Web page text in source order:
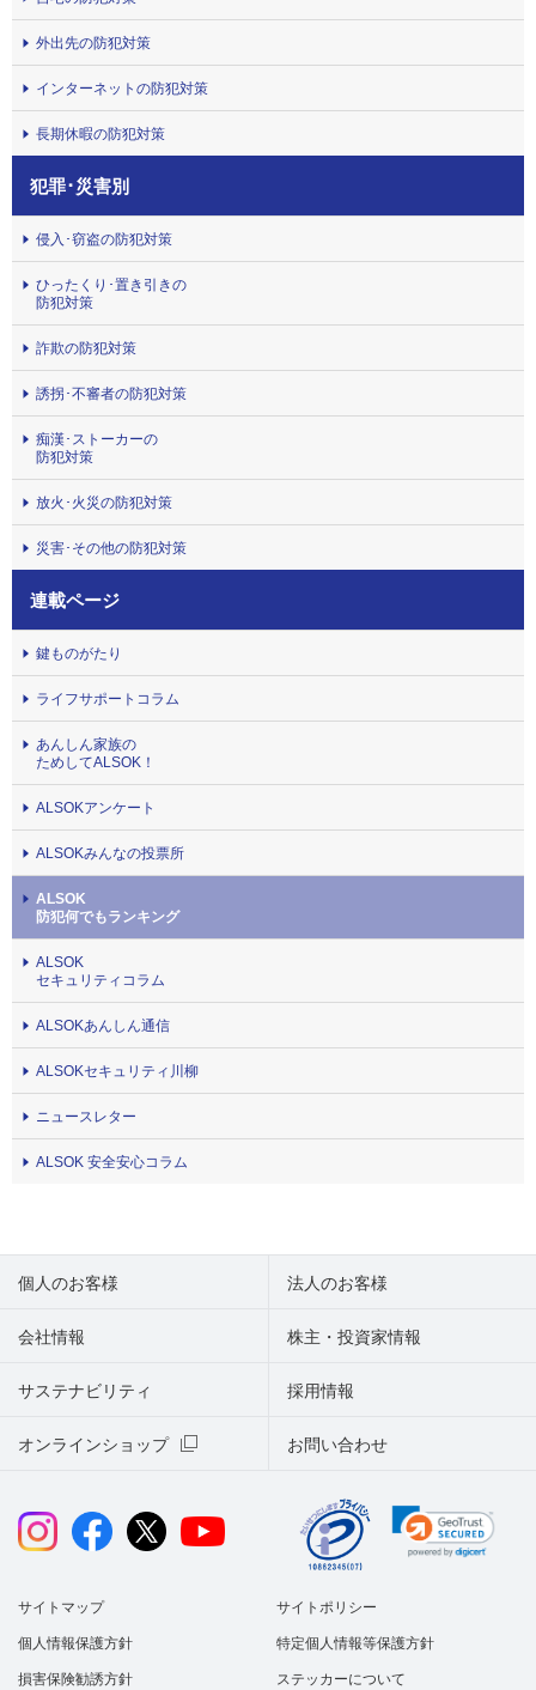
外出先の防犯対策
インターネットの防犯対策
長期休暇の防犯対策
犯罪･災害別
侵入･窃盗の防犯対策
ひったくり･置き引きの
防犯対策
詐欺の防犯対策
誘拐･不審者の防犯対策
痴漢･ストーカーの
防犯対策
放火･火災の防犯対策
災害･その他の防犯対策
連載ページ
鍵ものがたり
ライフサポートコラム
あんしん家族の
ためしてALSOK！
ALSOKアンケート
ALSOKみんなの投票所
ALSOK
防犯何でもランキング
ALSOK
セキュリティコラム
ALSOKあんしん通信
ALSOKセキュリティ川柳
ニュースレター
ALSOK 安全安心コラム
個人のお客様 法人のお客様
会社情報 株主・投資家情報
サステナビリティ
オンラインショップ お問い合わせ
採用情報
サイトマップ サイトポリシー
個人情報保護方針 特定個人情報等保護方針
損害保険勧誘方針 ステッカーについて